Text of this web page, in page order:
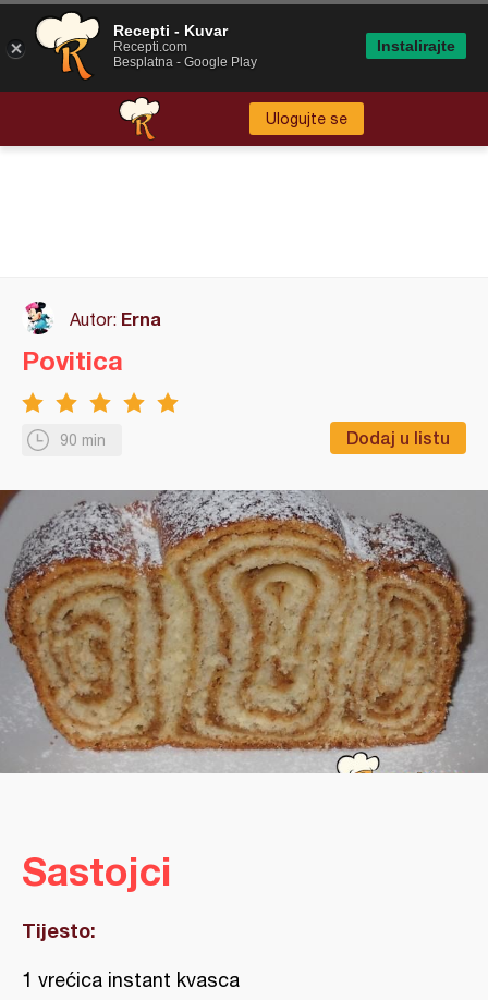
Ulogujte se
Autor: Erna
90 min Dodaj u listu
Povitica
Sastojci
Tijesto:
1 vrećica instant kvasca
Recepti - Kuvar
Recepti.com
Besplatna - Google Play
Instalirajte